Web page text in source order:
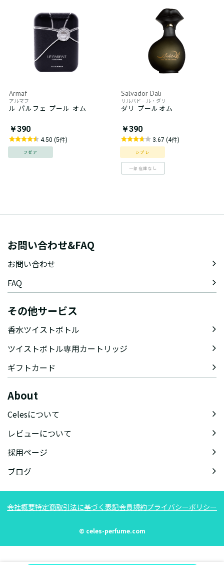
Armaf
アルマフ
ル パルフェ プール オム
￥390
4.50 (5件)
フゼア
Salvador Dali
サルバドール・ダリ
ダリ プールオム
￥390
3.67 (4件)
シプレ
一部在庫なし
お問い合わせ&FAQ
お問い合わせ
FAQ
その他サービス
香水ツイストボトル
ツイストボトル専用カートリッジ
ギフトカード
About
Celesについて
レビューについて
採用ページ
ブログ
© celes-perfume.com
会社概要特定商取引法に基づく表記会員規約プライバシーポリシー